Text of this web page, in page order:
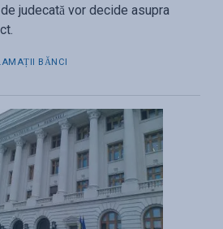
judecată vor decide asupra
BĂNCI